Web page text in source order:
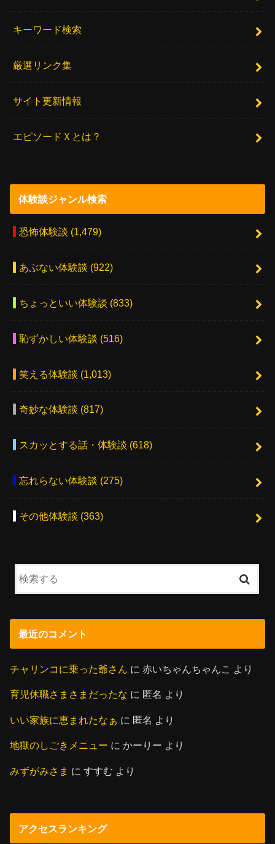
キーワード検索
厳選リンク集
サイト更新情報
エピソードＸとは？
体験談ジャンル検索
恐怖体験談 (1,479)
あぶない体験談 (922)
ちょっといい体験談 (833)
恥ずかしい体験談 (516)
笑える体験談 (1,013)
奇妙な体験談 (817)
スカッとする話・体験談 (618)
忘れらない体験談 (275)
その他体験談 (363)
最近のコメント
チャリンコに乗った爺さん に赤いちゃんちゃんこ より
育児休職さまさまだったな に 匿名 より
いい家族に恵まれたなぁ に 匿名 より
地獄のしごきメニュー にかーりー より
みずがみさま にすすむ より
アクセスランキング